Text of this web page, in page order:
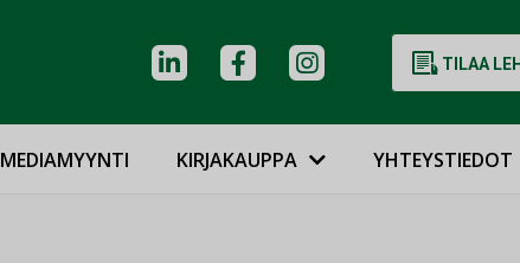
TILAA
MEDIAMYYNTI KIRJAKAUPPA YHTEYSTIEDOT